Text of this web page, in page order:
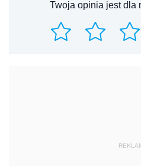
Twoja opinia jest dla